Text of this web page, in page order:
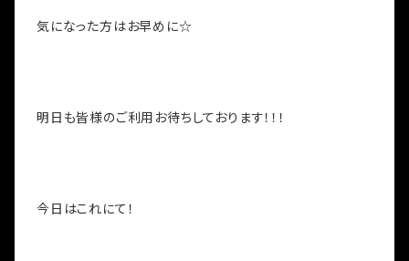
気になった方はお早めに☆
明日も皆様のご利用お待ちしております！！！
今日はこれにて！